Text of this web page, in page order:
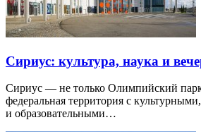
Сириус: культура, наука и
Сириус — не только Олимпийский
федеральная территория с
и образовательными…